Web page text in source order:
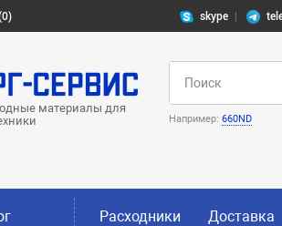
skype
материалы для
Например: 660ND
Расходники Доставка